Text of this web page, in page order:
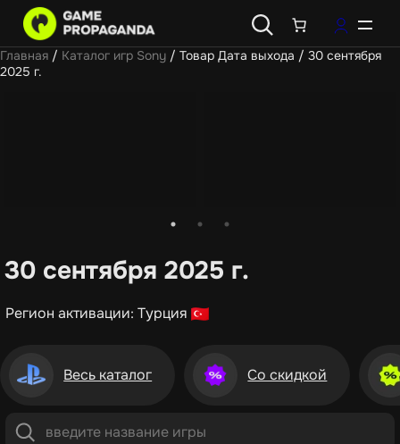
Главная / Каталог игр Sony / Товар Дата выхода / 30 сентября
2025 г.
30 сентября 2025 г.
Регион активации: Турция
Весь каталог Со скидкой